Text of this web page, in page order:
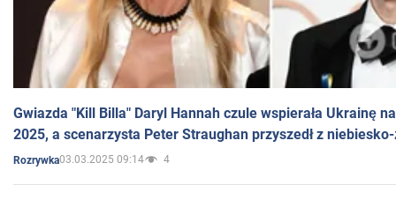
Gwiazda "Kill Billa" Daryl Hannah czule wspierała Ukrainę
2025, a scenarzysta Peter Straughan przyszedł z
Rozrywka03.03.2025 09:14 4